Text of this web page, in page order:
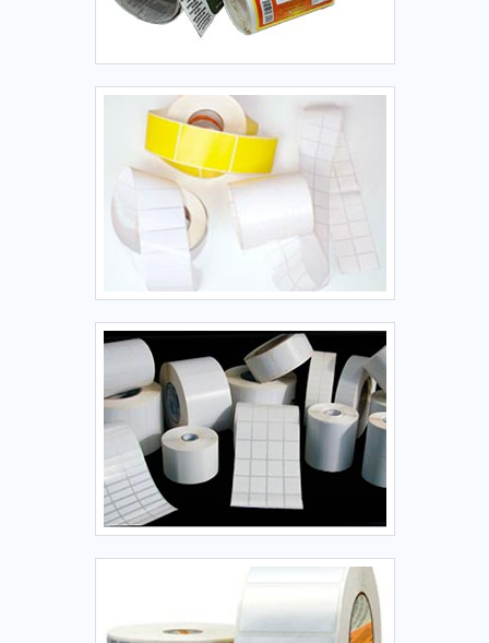
mesmo em ambientes frios. Visual limpo e profissional –
Pode ser impressa em alta definição, com design colorido